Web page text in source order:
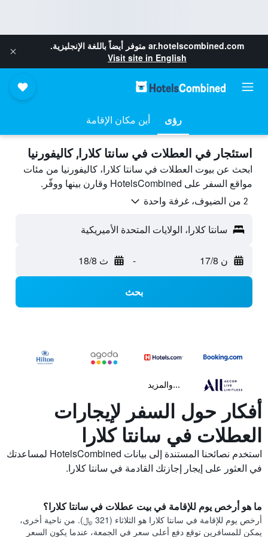
ar.hotelscombined.com متوفر أيضاً باللغة الإنجليزية.
Visit site in English
رؤى أين مكان الإقامة
استئجار في العطلات في سانتا كلارا, كاليفورنيا
ابحث عن بيوت العطلات في سانتا كلارا، كاليفورنيا من مئات
مواقع السفر على HotelsCombined وقارن بينها ووفّر.
2 من الضيوف، غرفة واحدة
سانتا كلارا، الولايات المتحدة الأميريكية
ن 17/8 - ث 18/8
بحث
...والمزيد
أفكار حول السفر لإيجارات
العطلات في سانتا كلارا
استخدم نصائحنا المستندة إلى بيانات HotelsCombined لمساعدتك
في العثور على إيجار إجازتك القادمة في سانتا كلارا.
ما هو أرخص يوم للإقامة في بيت عطلات في سانتا كلارا؟
أرخص يوم للإقامة في سانتا كلارا هو الثلاثاء (321 ﷼). من ناحية أخرى،
يمكن للمسافرين توقع دفع أعلى سعر في الجمعة، عندما يكون السعر